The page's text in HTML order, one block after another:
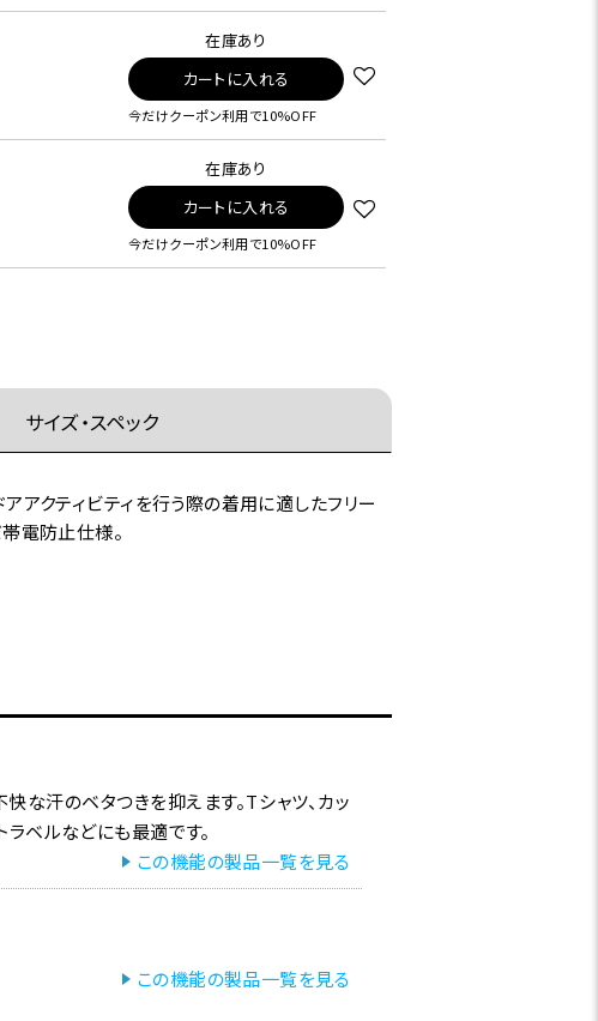
在庫あり
カートに入れる
今だけクーポン利用で10%OFF
在庫あり
カートに入れる
今だけクーポン利用で10%OFF
サイズ・スペック
アクティビティを行う際の着用に適したフリー
電防止仕様。
な汗のベタつきを抑えます。Tシャツ、カッ
ラベルなどにも最適です。
この機能の製品一覧を見る
この機能の製品一覧を見る